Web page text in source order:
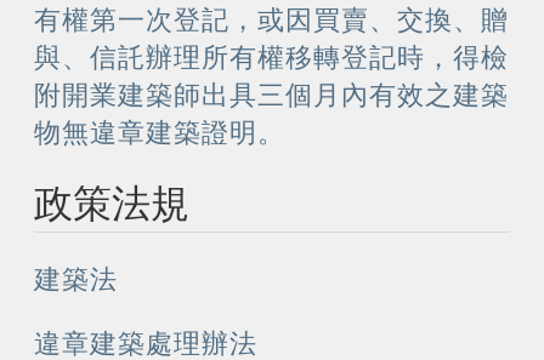
有權第一次登記，或因買賣、交換、贈
與、信託辦理所有權移轉登記時，得檢
附開業建築師出具三個月內有效之建築
物無違章建築證明。
政策法規
建築法
違章建築處理辦法